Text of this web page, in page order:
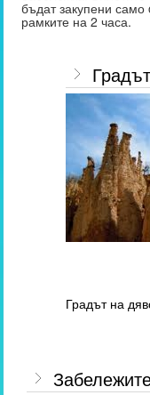
бъдат закупени
рамките на 2 часа.
Градът на